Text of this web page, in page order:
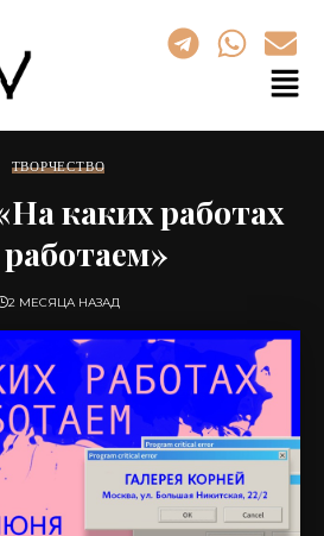
ТВОРЧЕСТВО
каких работах
2 МЕСЯЦА НАЗАД